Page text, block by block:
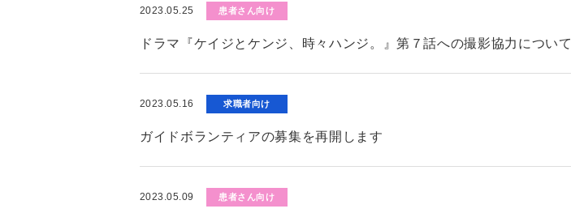
2023.05.25 患者さん向け
ドラマ『ケイジとケンジ、時々ハンジ。』第７話への撮影協力について
2023.05.16 求職者向け
ガイドボランティアの募集を再開します
2023.05.09 患者さん向け